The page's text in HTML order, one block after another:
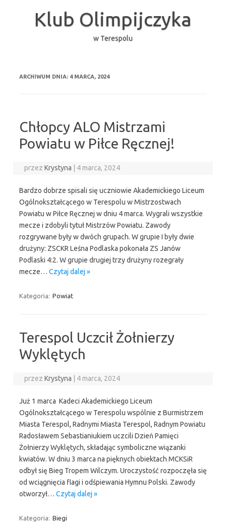
Klub Olimpijczyka
w Terespolu
ARCHIWUM DNIA: 4 MARCA, 2024
Chłopcy ALO Mistrzami
Powiatu w Piłce Ręcznej!
przezKrystyna 4 marca, 2024
Bardzo dobrze spisali się uczniowie Akademickiego Liceum
Ogólnokształcącego w Terespolu w Mistrzostwach
Powiatu w Piłce Ręcznej w dniu 4 marca. Wygrali wszystkie
mecze i zdobyli tytuł Mistrzów Powiatu. Zawody
rozgrywane były w dwóch grupach. W grupie I były dwie
drużyny: ZSCKR Leśna Podlaska pokonała ZS Janów
Podlaski 4:2. W grupie drugiej trzy drużyny rozegrały
mecze… Czytaj dalej »
Kategoria: Powiat
Terespol Uczcił Żołnierzy
Wyklętych
przezKrystyna 4 marca, 2024
Już 1 marca Kadeci Akademickiego Liceum
Ogólnokształcącego w Terespolu wspólnie z Burmistrzem
Miasta Terespol, Radnymi Miasta Terespol, Radnym Powiatu
Radosławem Sebastianiukiem uczcili Dzień Pamięci
Żołnierzy Wyklętych, składając symboliczne wiązanki
kwiatów. W dniu 3 marca na pięknych obiektach MCKSiR
odbył się Bieg Tropem Wilczym. Uroczystość rozpoczęła się
od wciągnięcia flagi i odśpiewania Hymnu Polski. Zawody
otworzył… Czytaj dalej »
Kategoria: Biegi